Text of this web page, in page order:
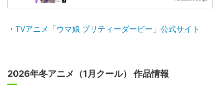
・ TVアニメ「ウマ娘 プリティーダービー」公式サイト
2026年冬アニメ（1月クール） 作品情報